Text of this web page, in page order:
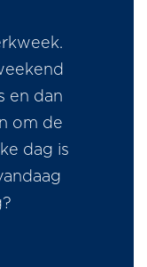
en dan
om de
dag is